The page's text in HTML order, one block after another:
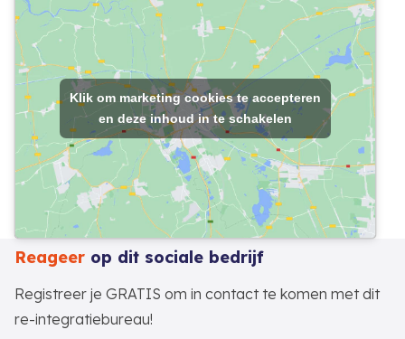
Klik om marketing cookies te accepteren
en deze inhoud in te schakelen
Reageer op dit sociale bedrijf
Registreer je GRATIS om in contact te komen met dit
re-integratiebureau!